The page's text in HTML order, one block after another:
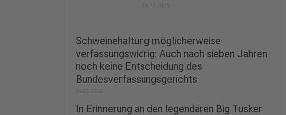
18.12.2025
Schweinehaltung möglicherweise
verfassungswidrig: Auch nach sieben Jahren
noch keine Entscheidung des
Bundesverfassungsgerichts
09.01.2026
In Erinnerung an den legendären Big Tusker